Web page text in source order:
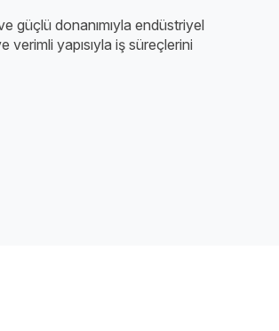
güçlü donanımıyla endüstriyel
verimli yapısıyla iş süreçlerini